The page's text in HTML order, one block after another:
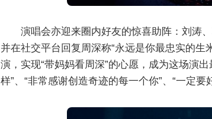
演唱会亦迎来圈内好友的惊喜助阵：刘涛
并在社交平台回复周深称“永远是你最忠实的生
演，实现“带妈妈看周深”的心愿，成为这场演
样”、“非常感谢创造奇迹的每一个你”、“一定